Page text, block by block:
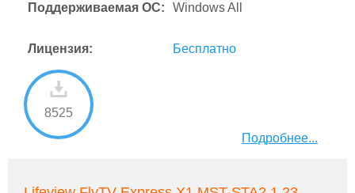
Поддерживаемая ОС: Windows All
Лицензия: Бесплатно
8525
Подробнее...